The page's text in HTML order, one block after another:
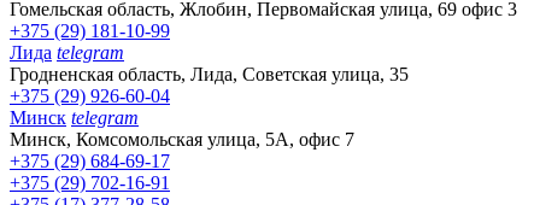
Гомельская область, Жлобин, Первомайская улица, 69 офис 3
+375 (29) 181-10-99
Лида telegram
Гродненская область, Лида, Советская улица, 35
+375 (29) 926-60-04
Минск telegram
Минск, Комсомольская улица, 5А, офис 7
+375 (29) 684-69-17
+375 (29) 702-16-91